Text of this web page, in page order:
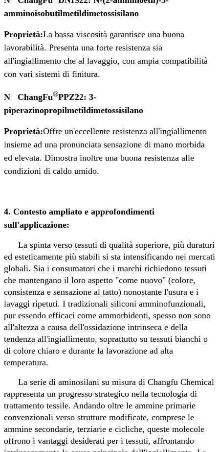
amminoisobutilmetildimetossisilano
Proprietà:La bassa viscosità garantisce una buona
lavorabilità. Presenta una forte resistenza sia
all'ingiallimento che al lavaggio, con ampia compatibilità
con vari sistemi di finitura.
N ChangFu®PPZ22: 3-
piperazinopropilmetildimetossisilano
Proprietà:Offre un'eccellente resistenza all'ingiallimento
insieme ad una pronunciata sensazione di mano morbida
ed elevata. Dimostra inoltre una buona resistenza alle
condizioni di caldo umido.
4. Contesto ampliato e approfondimenti
sull'applicazione:
La spinta verso tessuti di qualità superiore, più duraturi
ed esteticamente più stabili si sta intensificando nei mercati
globali. Sia i consumatori che i marchi richiedono tessuti
che mantengano il loro aspetto "come nuovo" (colore,
consistenza e sensazione al tatto) nonostante l'usura e i
lavaggi ripetuti. I tradizionali siliconi amminofunzionali,
pur essendo efficaci come ammorbidenti, spesso non sono
all'altezza a causa dell'ossidazione intrinseca e della
tendenza all'ingiallimento, soprattutto su tessuti bianchi o
di colore chiaro e durante la lavorazione ad alta
temperatura.
La serie di aminosilani su misura di Changfu Chemical
rappresenta un progresso strategico nella tecnologia di
trattamento tessile. Andando oltre le ammine primarie
convenzionali verso strutture modificate, comprese le
ammine secondarie, terziarie e cicliche, queste molecole
offrono i vantaggi desiderati per i tessuti, affrontando